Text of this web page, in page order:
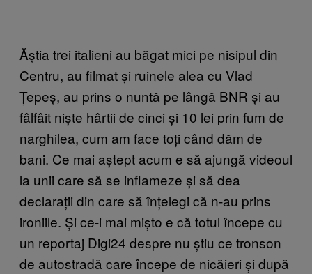
Ăștia trei italieni au băgat mici pe nisipul din
Centru, au filmat și ruinele alea cu Vlad
Țepeș, au prins o nuntă pe lângă BNR și au
fâlfâit niște hârtii de cinci și 10 lei prin fum de
narghilea, cum am face toți când dăm de
bani. Ce mai aștept acum e să ajungă videoul
la unii care să se inflameze și să dea
declarații din care să înțelegi că n-au prins
ironiile. Și ce-i mai mișto e că totul începe cu
un reportaj Digi24 despre nu știu ce tronson
de autostradă care începe de nicăieri și după